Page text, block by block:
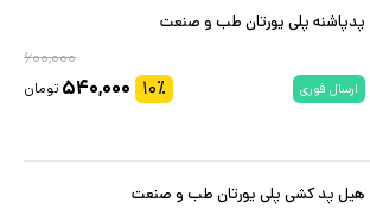
پدپاشنه پلی یورتان طب و صنعت
۶۰۰,۰۰۰
ارسال فوری ۱۰٪ ۵۴۰,۰۰۰ تومان
هیل پد کشی پلی یورتان طب و صنعت